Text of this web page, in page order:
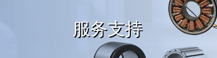
服务支持